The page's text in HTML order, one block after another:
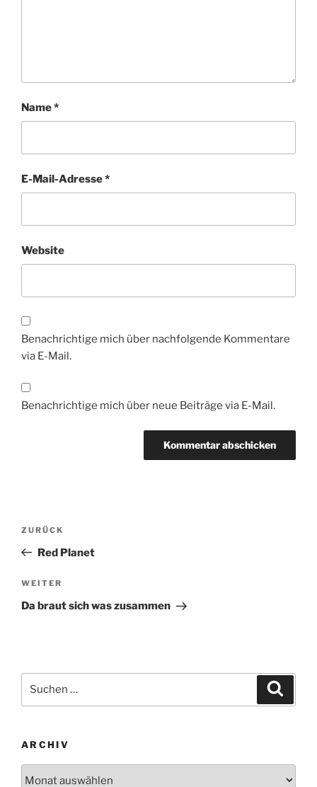
Name*
E-Mail-Adresse*
Website
Benachrichtige mich über nachfolgende Kommentare
via E-Mail.
Benachrichtige mich über neue Beiträge via E-Mail.
Beitragsnavigation
Vorheriger
Beitrag
ZURÜCK
Red Planet
Nächster
Beitrag
WEITER
Da braut sich was zusammen
nach:
ARCHIV